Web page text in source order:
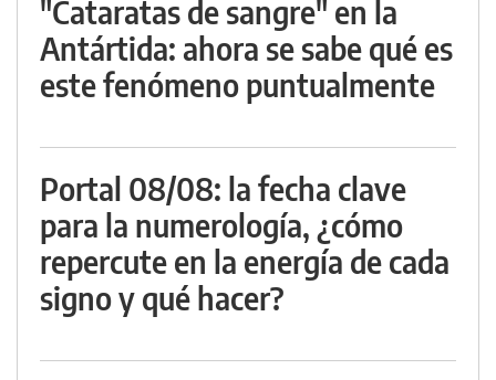
"Cataratas de sangre" en la
Antártida: ahora se sabe qué es
este fenómeno puntualmente
Portal 08/08: la fecha clave
para la numerología, ¿cómo
repercute en la energía de cada
signo y qué hacer?